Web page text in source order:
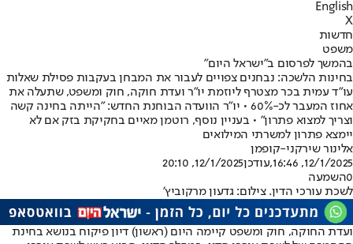
English
X
חדשות
משפט
בהמשך לפרסום ב"ישראל היום"
בחינות הלשכה: נבחנים צפויים לעבור את המבחן בעקבות פסילת שאלות
עו"ד עמית בכר מצטרף ליוזמת יו"ר ועדת חוקה, חוק ומשפט, שתעלה את
אחוז המעבר לכ-60% • יו"ר הוועדה הבוחנת החדש: "הייתה בחינה קשה
וצריך למצוא פתרון" • בעניין נוסף, רוטמן מאיים בחקיקת בזק אם לא
יימצא פתרון למשרתי המילואים
אלינור שירקני-קופמן
12/1/2025, 16:46
,עודכן12/1/2025, 20:10
0השמעה
לשכת עורכי הדין. צילום: גדעון מרקוביץ'
ועדת החוקה, חוק ומשפט קיימה היום (ראשון) דיון פיקוח בנושא בחינת